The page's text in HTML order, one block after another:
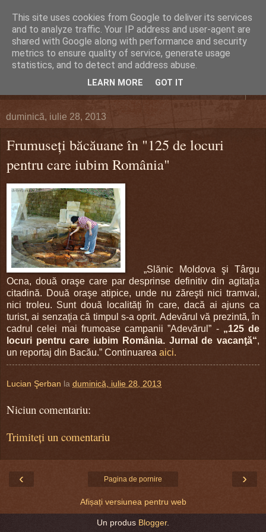
DEFERLĂRI
Despre şi pentru Bacău. Totul la obiect.
duminică, iulie 28, 2013
Frumuseţi băcăuane în "125 de locuri
pentru care iubim România"
„Slănic Moldova şi Târgu
Ocna, două oraşe care par desprinse definitiv din agitaţia
citadină. Două oraşe atipice, unde nu zăreşti nici tramvai,
nici troleu. Sunt două localităţi în care, dacă ai ajuns ca
turist, ai senzaţia că timpul s-a oprit. Adevărul vă prezintă, în
cadrul celei mai frumoase campanii ”Adevărul” - „125 de
locuri pentru care iubim România. Jurnal de vacanţă“,
un reportaj din Bacău.” Continuarea aici.
Lucian Şerban la duminică, iulie 28, 2013
Niciun comentariu:
Trimiteți un comentariu
‹ ›
Pagina de pornire
Afișați versiunea pentru web
Un produs Blogger.
This site uses cookies from Google to deliver its services
and to analyze traffic. Your IP address and user-agent are
shared with Google along with performance and security
metrics to ensure quality of service, generate usage
statistics, and to detect and address abuse.
LEARN MORE GOT IT